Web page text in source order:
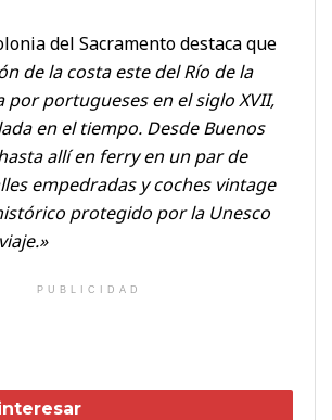
del Sacramento destaca que
de la costa este del Río de la
por portugueses en el siglo XVII,
en el tiempo. Desde Buenos
allí en ferry en un par de
empedradas y coches vintage
protegido por la Unesco
PUBLICIDAD